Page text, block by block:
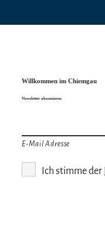
Willkommen im Chiemgau
Newsletter abonnieren
E-Mail Adresse
Ich stimme der